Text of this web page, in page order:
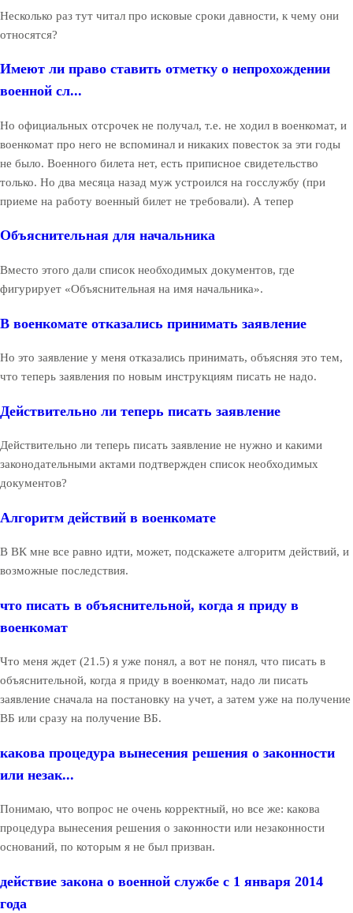
Несколько раз тут читал про исковые сроки давности, к чему они
относятся?
Имеют ли право ставить отметку о непрохождении
военной сл...
Но официальных отсрочек не получал, т.е. не ходил в военкомат, и
военкомат про него не вспоминал и никаких повесток за эти годы
не было. Военного билета нет, есть приписное свидетельство
только. Но два месяца назад муж устроился на госслужбу (при
приеме на работу военный билет не требовали). А тепер
Объяснительная для начальника
Вместо этого дали список необходимых документов, где
фигурирует «Объяснительная на имя начальника».
В военкомате отказались принимать заявление
Но это заявление у меня отказались принимать, объясняя это тем,
что теперь заявления по новым инструкциям писать не надо.
Действительно ли теперь писать заявление
Действительно ли теперь писать заявление не нужно и какими
законодательными актами подтвержден список необходимых
документов?
Алгоритм действий в военкомате
В ВК мне все равно идти, может, подскажете алгоритм действий, и
возможные последствия.
что писать в объяснительной, когда я приду в
военкомат
Что меня ждет (21.5) я уже понял, а вот не понял, что писать в
объяснительной, когда я приду в военкомат, надо ли писать
заявление сначала на постановку на учет, а затем уже на получение
ВБ или сразу на получение ВБ.
какова процедура вынесения решения о законности
или незак...
Понимаю, что вопрос не очень корректный, но все же: какова
процедура вынесения решения о законности или незаконности
оснований, по которым я не был призван.
действие закона о военной службе с 1 января 2014
года